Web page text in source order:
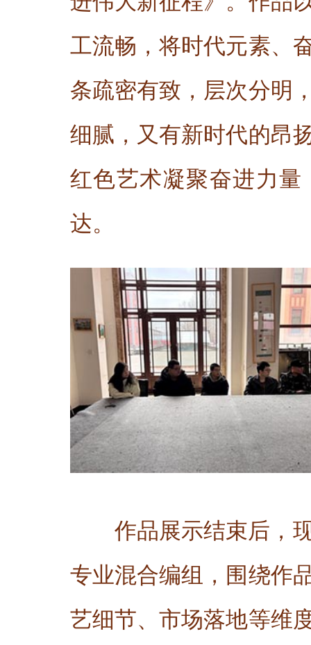
工流畅，将时代元素、
条疏密有致，层次分明
细腻，又有新时代的昂
红色艺术凝聚奋进力
达。
作品展示结束后，
专业混合编组，围绕作
艺细节、市场落地等维